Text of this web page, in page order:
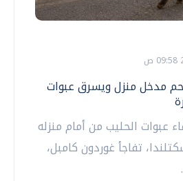
مدخل منزل ويسرق عبوات
عبوات الحليب من أمام منزله
تفاجأ غوردون كامبل،